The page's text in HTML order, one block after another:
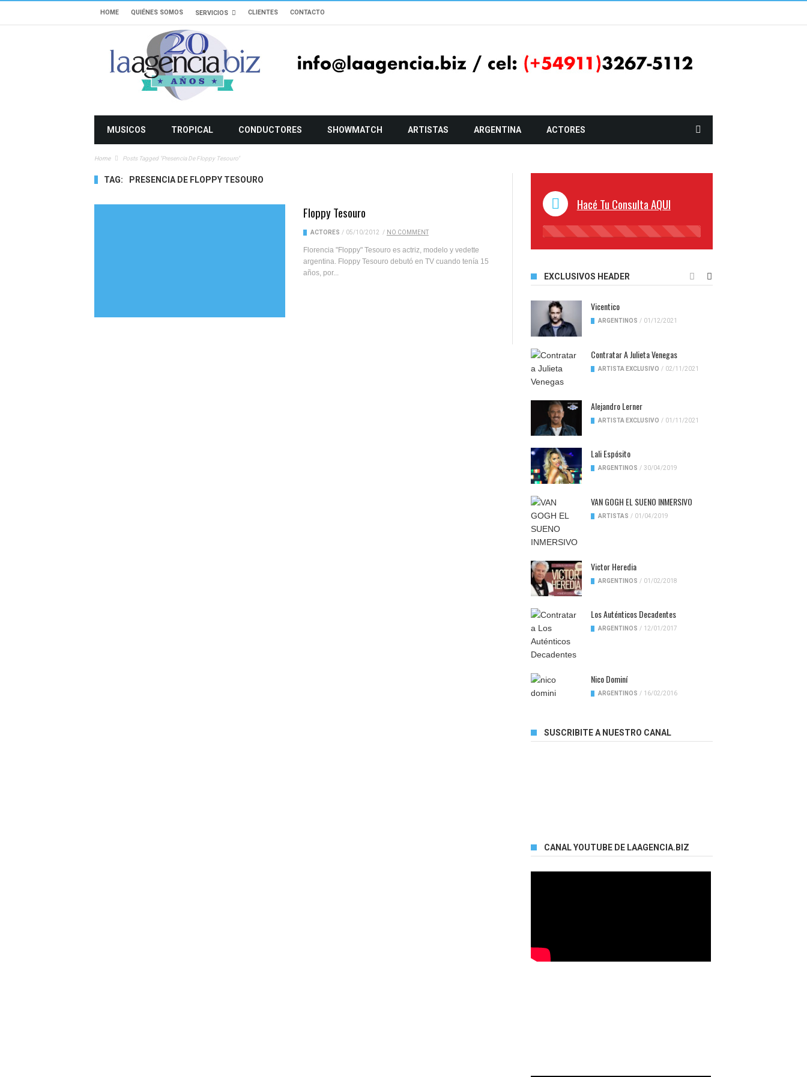
HOME QUIÉNES SOMOS SERVICIOS CLIENTES CONTACTO
MUSICOS TROPICAL CONDUCTORES SHOWMATCH ARTISTAS ARGENTINA ACTORES
Home Posts Tagged "Presencia De Floppy Tesouro"
TAG: PRESENCIA DE FLOPPY TESOURO
Floppy Tesouro
ACTORES / 05/10/2012 / NO COMMENT
Florencia "Floppy" Tesouro es actriz, modelo y vedette
argentina. Floppy Tesouro debutó en TV cuando tenía 15
años, por...
Hacé Tu Consulta AQUI
45%
EXCLUSIVOS HEADER
Vicentico
ARGENTINOS / 01/12/2021
Contratar A Julieta Venegas
ARTISTA EXCLUSIVO / 02/11/2021
Alejandro Lerner
ARTISTA EXCLUSIVO / 01/11/2021
Lali Espósito
ARGENTINOS / 30/04/2019
VAN GOGH EL SUENO INMERSIVO
ARTISTAS / 01/04/2019
Victor Heredia
ARGENTINOS / 01/02/2018
Los Auténticos Decadentes
ARGENTINOS / 12/01/2017
Nico Dominí
ARGENTINOS / 16/02/2016
SUSCRIBITE A NUESTRO CANAL
CANAL YOUTUBE DE LAAGENCIA.BIZ